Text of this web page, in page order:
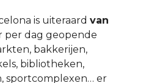
is uiteraard van
per dag geopende
bakkerijen,
bibliotheken,
sportcomplexen… er